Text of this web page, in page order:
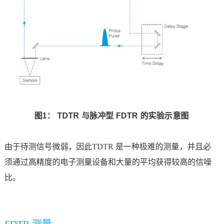
图1： TDTR 与脉冲型 FDTR 的实验示意图
由于待测信号微弱，因此TDTR 是一种极难的测量，并且必
须通过高精度的电子测量设备和大量的平均获得较高的信噪
比。